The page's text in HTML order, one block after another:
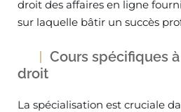
droit des affaires en ligne
sur laquelle bâtir un succès
Cours spécifiques
droit
La spécialisation est cruciale